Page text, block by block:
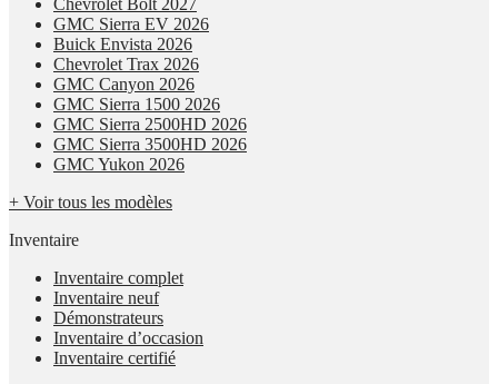
Chevrolet Bolt 2027
GMC Sierra EV 2026
Buick Envista 2026
Chevrolet Trax 2026
GMC Canyon 2026
GMC Sierra 1500 2026
GMC Sierra 2500HD 2026
GMC Sierra 3500HD 2026
GMC Yukon 2026
+ Voir tous les modèles
Inventaire
Inventaire complet
Inventaire neuf
Démonstrateurs
Inventaire d’occasion
Inventaire certifié